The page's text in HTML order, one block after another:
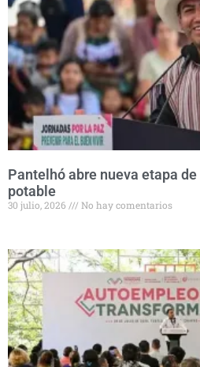
Pantelhó abre nueva etapa
potable
30 julio, 2026 No hay comentarios